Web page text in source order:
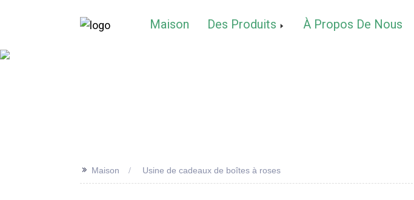
Maison Des Produits À Propos De Nous
>> Maison Usine de cadeaux de boîtes à roses